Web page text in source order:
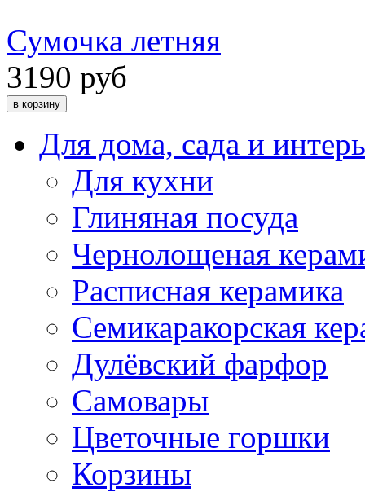
Сумочка летняя
3190 руб
Для дома, сада и
Для кухни
Глиняная посуда
Чернолощеная
Расписная керамика
Семикаракорская
Дулёвский фарфор
Самовары
Цветочные горшки
Корзины